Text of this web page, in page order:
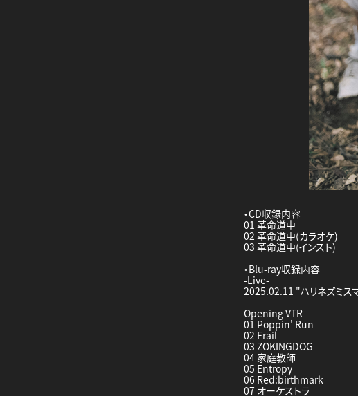
・CD収録内容
01 革命道中
02 革命道中(カラオケ)
03 革命道中(インスト)
・Blu-ray収録内容
-Live-
2025.02.11 "ハリネズミ
Opening VTR
01 Poppin' Run
02 Frail
03 ZOKINGDOG
04 家庭教師
05 Entropy
06 Red:birthmark
07 オーケストラ